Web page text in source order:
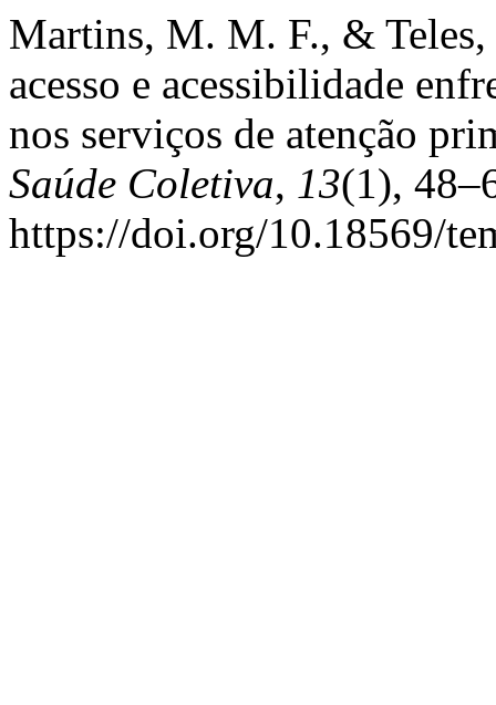
Martins, M. M. F., & Teles,
acesso e acessibilidade
nos serviços de atenção
Saúde Coletiva, 13(1),
https://doi.org/10.18569/